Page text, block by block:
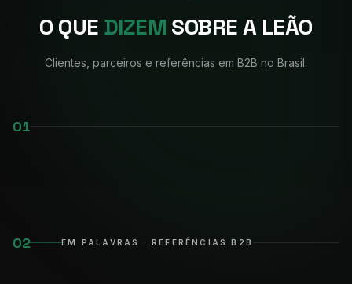
O QUE DIZEM SOBRE A LEÃO
Clientes, parceiros e referências em B2B no Brasil.
01
02 EM PALAVRAS · REFERÊNCIAS B2B